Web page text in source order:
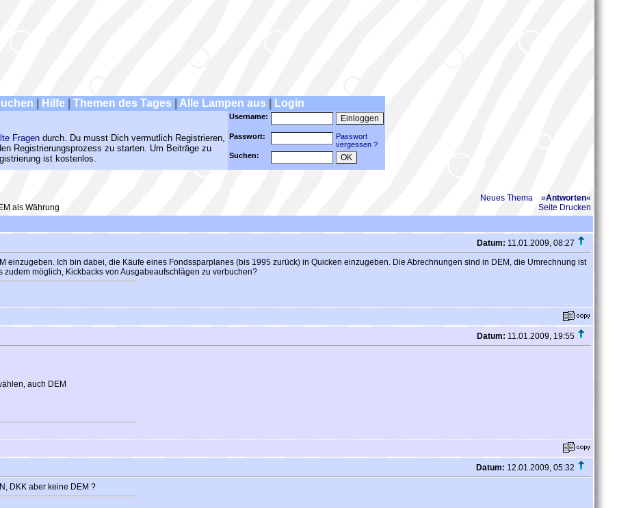
Hilfe Themen des Tages Alle Lampen aus Login
Fragen durch. Du musst Dich vermutlich Registrieren,
Registrierungsprozess zu starten. Um Beiträge zu
ist kostenlos.
Username:
Passwort:
Passwort
vergessen ?
Suchen:
als Währung
Neues Thema »Antworten«
Seite Drucken
Datum: 11.01.2009, 08:27
einzugeben. Ich bin dabei, die Käufe eines Fondssparplanes (bis 1995 zurück) in Quicken einzugeben. Die Abrechnungen sind in DEM, die Umrechnung ist
zudem möglich, Kickbacks von Ausgabeaufschlägen zu verbuchen?
Datum: 11.01.2009, 19:55
auch DEM
Datum: 12.01.2009, 05:32
DKK aber keine DEM ?